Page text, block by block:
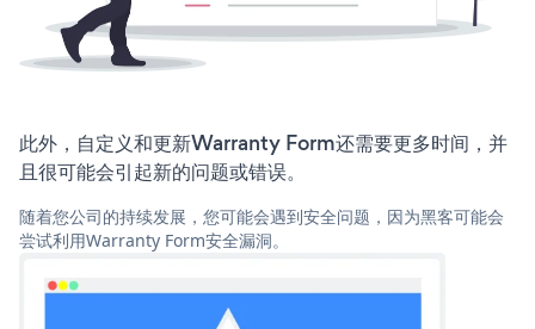
此外，自定义和更新Warranty Form还需要更多时间，并
且很可能会引起新的问题或错误。
随着您公司的持续发展，您可能会遇到安全问题，因为黑客可能会
尝试利用Warranty Form安全漏洞。